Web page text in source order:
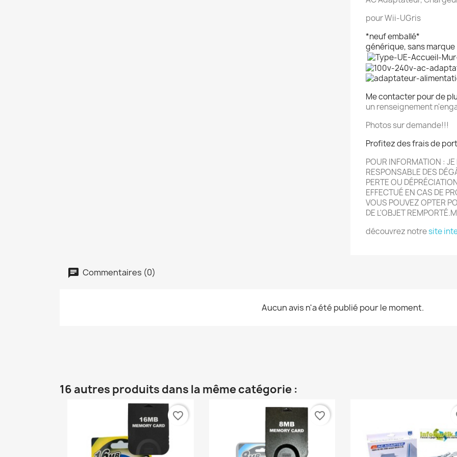
pour Wii-UGris
*neuf emballé*
générique, sans marque
Me contacter pour de
un renseignement
Photos sur demande!!!
Profitez des frais de
POUR INFORMATION :
RESPONSABLE DES
PERTE OU
EFFECTUÉ EN CAS DE
VOUS POUVEZ OPTER
DE L'OBJET REMPORTÉ.
découvrez notresite
Commentaires (0)
Aucun avis n'a été publié pour le moment.
16 autres produits dans la même catégorie :
favorite_border favorite_border